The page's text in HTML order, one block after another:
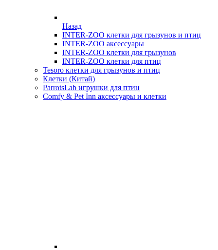
Назад
INTER-ZOO клетки для грызунов и птиц
INTER-ZOO аксессуары
INTER-ZOO клетки для грызунов
INTER-ZOO клетки для птиц
Tesoro клетки для грызунов и птиц
Клетки (Китай)
ParrotsLab игрушки для птиц
Comfy & Pet Inn аксессуары и клетки